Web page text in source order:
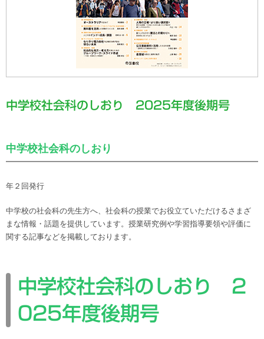
中学校社会科のしおり 2025年度後期号
中学校社会科のしおり
年２回発行
中学校の社会科の先生方へ、社会科の授業でお役立ていただけるさまざ
まな情報・話題を提供しています。授業研究例や学習指導要領や評価に
関する記事などを掲載しております。
中学校社会科のしおり 2
025年度後期号